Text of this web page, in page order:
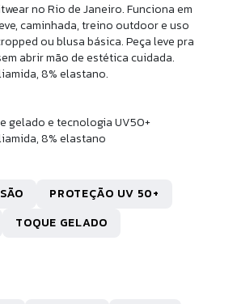
no Rio de Janeiro. Funciona em
caminhada, treino outdoor e uso
ou blusa básica. Peça leve pra
abrir mão de estética cuidada.
8% elastano.
gelado e tecnologia UV50+
8% elastano
PROTEÇÃO UV 50+
TOQUE GELADO